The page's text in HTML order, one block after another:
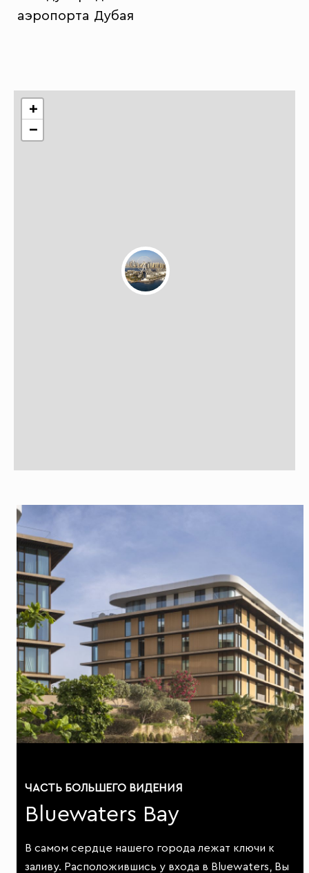
+
−
аэропорта Дубая
ЧАСТЬ БОЛЬШЕГО ВИДЕНИЯ
Bluewaters Bay
В самом сердце нашего города лежат ключи к
заливу. Расположившись у входа в Bluewaters, Вы